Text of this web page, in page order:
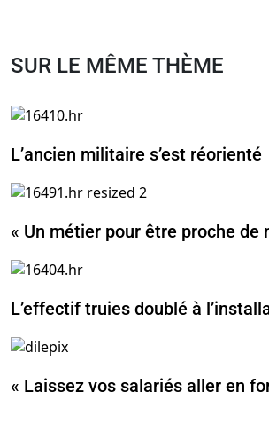
SUR LE MÊME THÈME
L’ancien militaire s’est réorienté
« Un métier pour être proche de
L’effectif truies doublé à
« Laissez vos salariés aller en